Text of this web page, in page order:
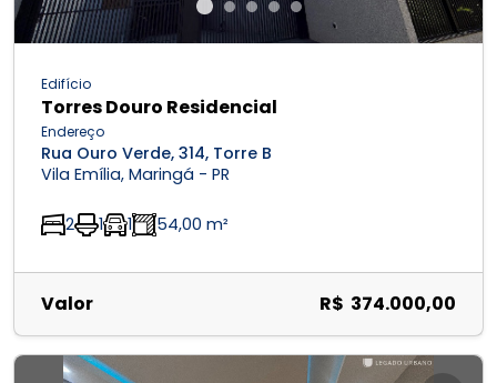
Edifício
Torres Douro Residencial
Endereço
Rua Ouro Verde, 314, Torre B
Vila Emília, Maringá - PR
2 1 1 54,00 m²
Valor R$ 374.000,00